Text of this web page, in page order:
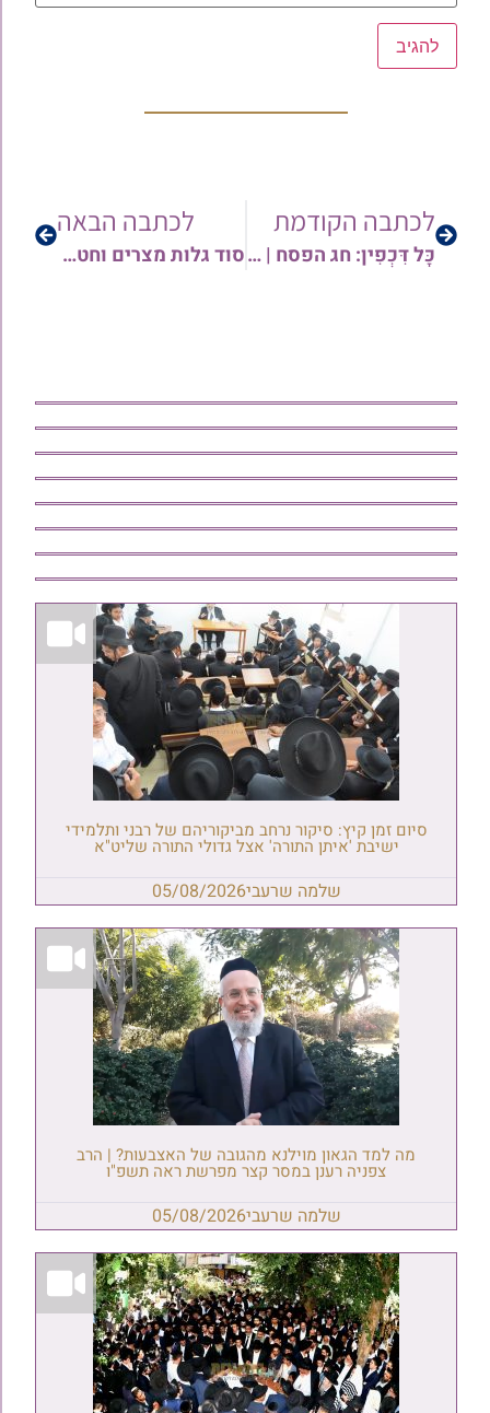
לכתבה הקודמת
כָּל דִּכְפִין: חג הפסח | הרב צפניה רענן
לכתבה הבאה
סוד גלות מצרים וחטא אדם הראשון | הרב בועז שלום
סיום זמן קיץ: סיקור נרחב מביקוריהם של רבני ותלמידי
ישיבת 'איתן התורה' אצל גדולי התורה שליט"א
שלמה שרעבי05/08/2026
מה למד הגאון מוילנא מהגובה של האצבעות? | הרב
צפניה רענן במסר קצר מפרשת ראה תשפ"ו
שלמה שרעבי05/08/2026